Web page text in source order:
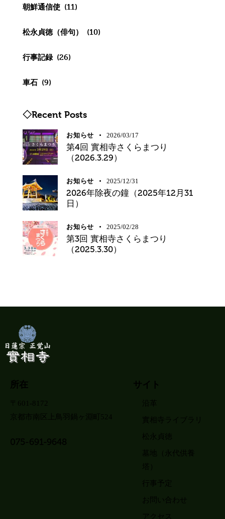
朝鮮通信使 (11)
松永貞徳（俳句） (10)
行事記録 (26)
車石 (9)
◇Recent Posts
お知らせ 2026/03/17
第4回 實相寺さくらまつり
（2026.3.29）
お知らせ 2025/12/31
2026年除夜の鐘（2025年12月31
日）
お知らせ 2025/02/28
第3回 實相寺さくらまつり
（2025.3.30）
所在
〒601-8172
京都市南区上鳥羽鍋ヶ淵町524
075-691-9648
サイト
沿革
實相寺ライブラリ
松永貞徳
墓地（永代供養
塔）
行事予定
お問い合わせ
アクセス